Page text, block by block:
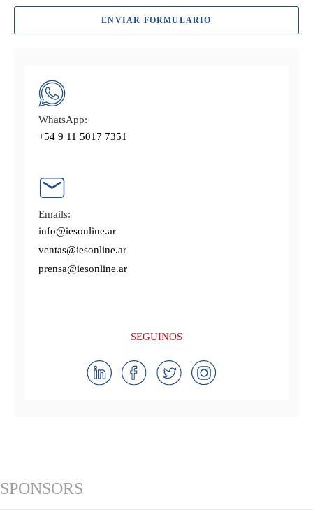
ENVIAR FORMULARIO
WhatsApp:
+54 9 11 5017 7351
Emails:
info@iesonline.ar
ventas@iesonline.ar
prensa@iesonline.ar
SEGUINOS
SPONSORS